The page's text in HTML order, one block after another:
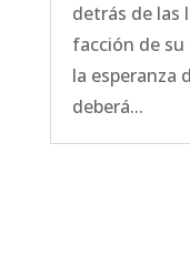
detrás de las
facción de
la esperanza
deberá...